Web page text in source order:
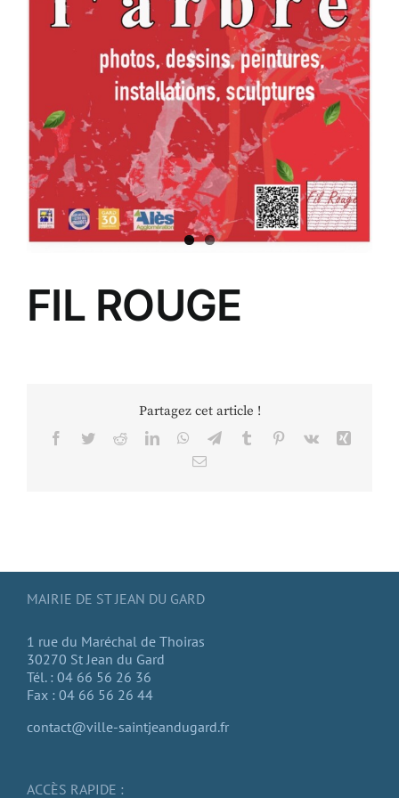
FIL ROUGE
Partagez cet article !
Facebook
TwitterRedditLinkedInWhatsApp
TelegramTumblr Pinterest
Vk
Xing
Email
MAIRIE DE ST JEAN DU GARD
1 rue du Maréchal de Thoiras
30270 St Jean du Gard
Tél. : 04 66 56 26 36
Fax : 04 66 56 26 44
contact@ville-saintjeandugard.fr
ACCÈS RAPIDE :